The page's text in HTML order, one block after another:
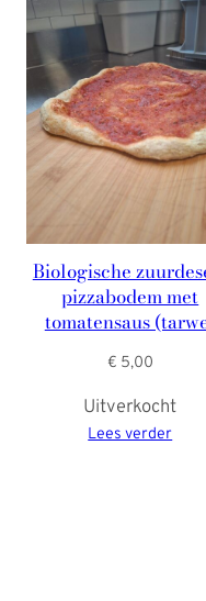
Biologische
pizzabodem met
tomatensaus
€ 5,00
Uitverkocht
Lees verder